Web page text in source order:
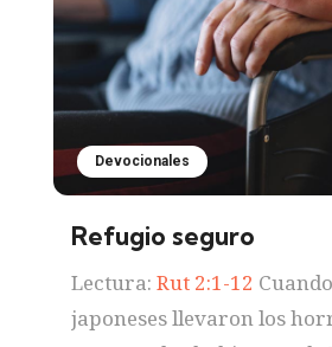
Devocionales
Refugio seguro
Lectura: Rut 2:1-12
japoneses llevaron los